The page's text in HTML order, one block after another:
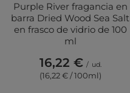
Purple River fragancia en
barra Dried Wood Sea Salt
en frasco de vidrio de 100
ml
16,22 € / ud.
(16,22 € / 100ml)